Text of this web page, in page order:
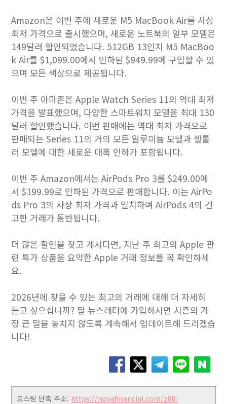
Amazon은 이번 주에 새로운 M5 MacBook Air를 사상
최저 가격으로 출시했으며, 새로운 노트북의 일부 모델은
149달러 할인되었습니다. 512GB 13인치 M5 MacBoo
k Air를 $1,099.00에서 인하된 $949.99에 구입할 수 있
으며 모든 색상으로 제공됩니다.
이번 주 아마존은 Apple Watch Series 11의 역대 최저
가격을 발표했으며, 다양한 스마트워치 모델을 최대 130
달러 할인했습니다. 이번 판매에는 역대 최저 가격으로
판매되는 Series 11의 거의 모든 알루미늄 모델과 셀룰
러 모델에 대한 새로운 대폭 인하가 포함됩니다.
이번 주 Amazon에서는 AirPods Pro 3를 $249.00에
서 $199.99로 인하된 가격으로 판매합니다. 이는 AirPo
ds Pro 3의 사상 최저 가격과 일치하며 AirPods 4의 견
고한 거래가 동반됩니다.
더 많은 할인을 찾고 계시다면, 지난 주 최고의 Apple 관
련 특가 상품을 요약한 Apple 거래 정보를 꼭 확인하세
요.
2026년에 찾을 수 있는 최고의 거래에 대해 더 자세히
듣고 싶으십니까? 딜 뉴스레터에 가입하시면 시즌의 가
장 큰 딜을 놓치지 않도록 계속해서 업데이트해 드리겠습
니다!
포스팅 단축 주소: https://hoyafinancial.com/z88i